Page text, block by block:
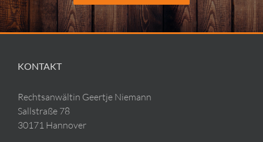
KONTAKT
Rechtsanwältin Geertje Niemann
Sallstraße 78
30171 Hannover